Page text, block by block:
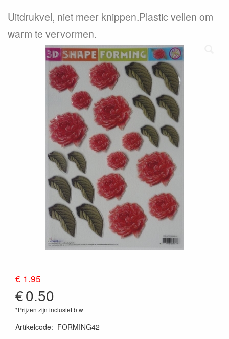
Uitdrukvel, niet meer knippen.Plastic vellen om
warm te vervormen.
€ 1.95
€0.50
*Prijzen zijn inclusief btw
Artikelcode: FORMING42